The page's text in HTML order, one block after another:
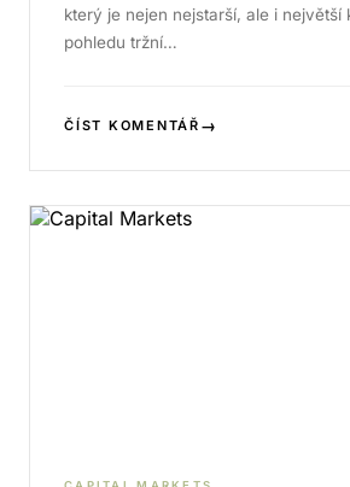
který je nejen nejstarší, ale i největší
pohledu tržní…
ČÍST KOMENTÁŘ →